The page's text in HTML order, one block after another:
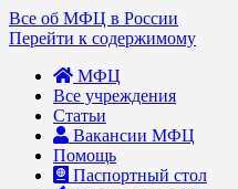
Все об МФЦ в России
Перейти к содержимому
МФЦ
Все учреждения
Статьи
Вакансии МФЦ
Помощь
Паспортный стол